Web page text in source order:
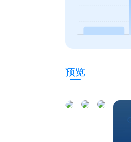
预览